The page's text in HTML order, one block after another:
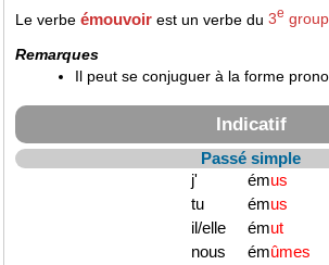
Le verbe émouvoir est un verbe du 3e
Remarques
Il peut se conjuguer à la forme
Indicatif
Passé simple
j'
émus
tu
émus
il/elle
émut
nous
émûmes